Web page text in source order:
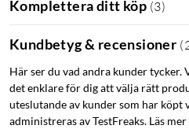
iPhone 14-serien iPhone 14
Komplettera ditt köp (3)
Kundbetyg & recensioner (
Här ser du vad andra kunder tycker.
det enklare för dig att välja rätt
uteslutande av kunder som har köpt
administreras av TestFreaks. Läs